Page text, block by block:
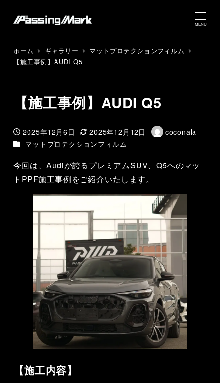
MENU
ホーム ギャラリー
マットプロテクションフィルム
【施工事例】AUDI Q5
【施工事例】AUDI Q5
投稿日
2025年12月6日
更新日
2025年12月12日
著
coconala
カテゴリー
マットプロテクションフィルム
今回は、Audiが誇るプレミアムSUV、Q5へのマッ
トPPF施工事例をご紹介いたします。
【施工内容】